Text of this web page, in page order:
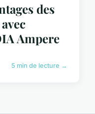
des
Ampere
5 min de lecture →